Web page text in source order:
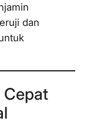
dan
Cepat